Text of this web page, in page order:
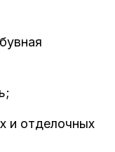
и отделочных